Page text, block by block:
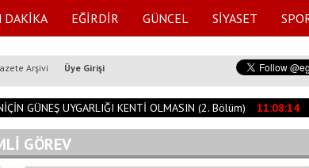
DAKİKA EĞİRDİR GÜNCEL SİYASET
Arşivi Üye Girişi
GÜNEŞ UYGARLIĞI KENTİ OLMASIN (2. Bölüm) 11:08:14
GÖREV